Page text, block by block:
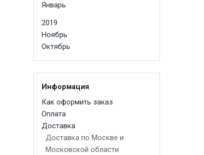
Январь
2019
Ноябрь
Октябрь
Информация
Как оформить заказ
Оплата
Доставка
Доставка по Москве и
Московской области